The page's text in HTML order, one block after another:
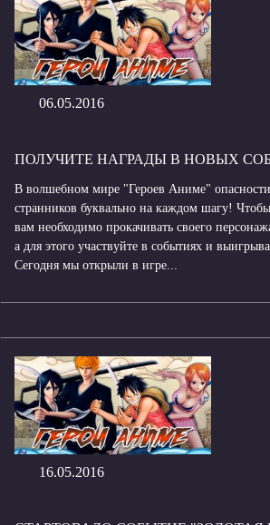
06.05.2016
ПОЛУЧИТЕ НАГРАДЫ В НОВЫХ
В волшебном мире "Героев Аниме" опасности
странников буквально на каждом шагу!
вам необходимо прокачивать своего
а для этого участвуйте в событиях и
Сегодня мы открыли в игре...
16.05.2016